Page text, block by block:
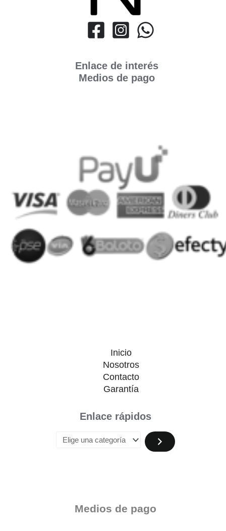
Enlace de interés
Medios de pago
Inicio
Nosotros
Contacto
Garantía
Enlace rápidos
Medios de pago